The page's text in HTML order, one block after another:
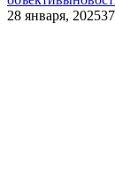
28 января, 2025